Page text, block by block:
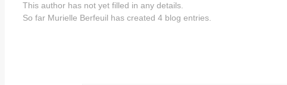
This author has not yet filled in any details.
So far Murielle Berfeuil has created 4 blog entries.